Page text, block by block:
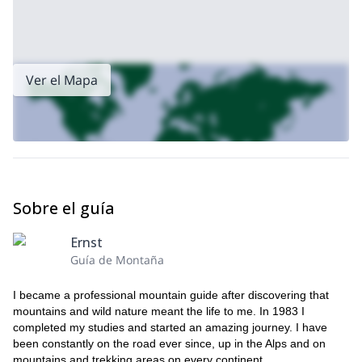
bajo el sol de medianoche en los Alpes Lyngen, Noruega?
¡Solicita tu reserva!Además, mis programas de esquí de travesía
en Noruega incluyen:
Semana de esquí de travesía en Sogndal
Programa de esquí de travesía de 9 días en la isla de
Kvaloya
Programa de esquí de travesía de 9 días en los Alpes Lyngen
Ver el Mapa
Sobre el guía
Ernst
Guía de Montaña
I became a professional mountain guide after discovering that
mountains and wild nature meant the life to me. In 1983 I
completed my studies and started an amazing journey. I have
been constantly on the road ever since, up in the Alps and on